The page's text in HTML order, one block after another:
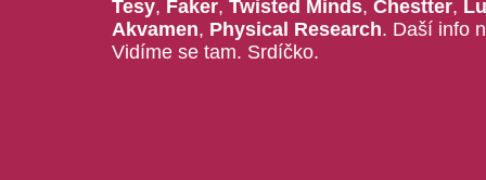
Tesy, Faker, Twisted Minds, Chestter,
Akvamen, Physical Research. Daší info
Vidíme se tam. Srdíčko.